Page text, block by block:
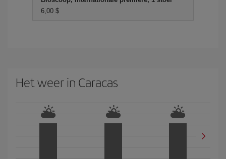
6,00 $
Het weer in Caracas